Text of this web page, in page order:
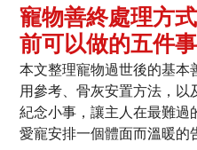
寵物善終處理方
前可以做的五件事
本文整理寵物過世後的基
用參考、骨灰安置方法，
紀念小事，讓主人在最難過
愛寵安排一個體面而溫暖的